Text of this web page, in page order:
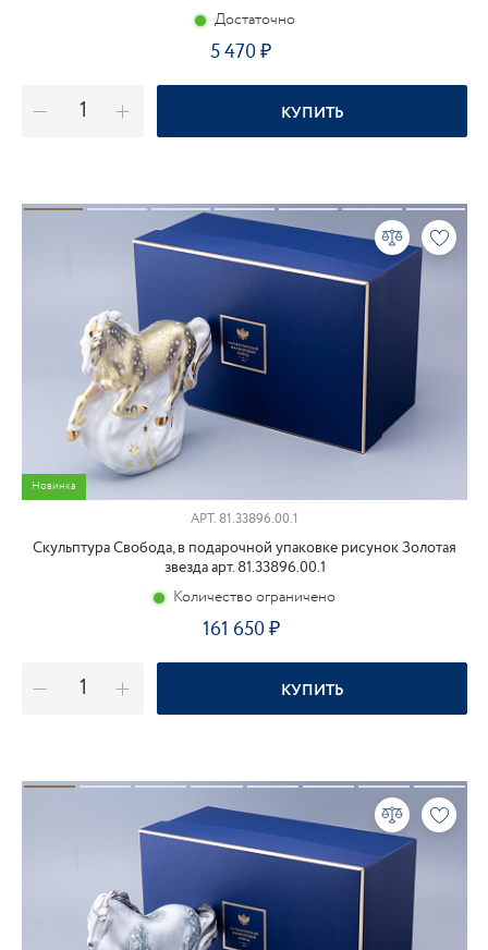
Достаточно
5 470
КУПИТЬ
Новинка
АРТ. 81.33896.00.1
Скульптура Свобода, в подарочной упаковке рисунок Золотая
звезда арт. 81.33896.00.1
Количество ограничено
161 650
КУПИТЬ